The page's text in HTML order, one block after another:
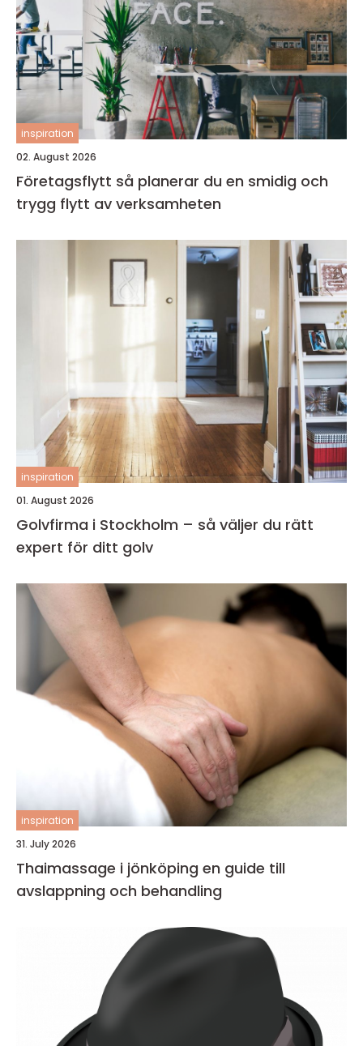
inspiration
02. August 2026
Företagsflytt så planerar du en smidig och
trygg flytt av verksamheten
inspiration
01. August 2026
Golvfirma i Stockholm – så väljer du rätt
expert för ditt golv
inspiration
31. July 2026
Thaimassage i jönköping en guide till
avslappning och behandling